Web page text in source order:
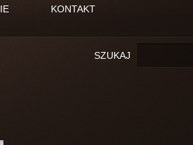
KONTAKT
SZUKAJ